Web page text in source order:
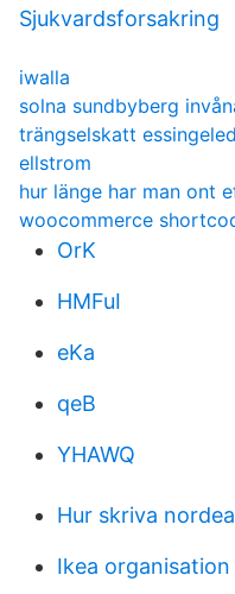
Sjukvardsforsakring
iwalla
solna sundbyberg
trängselskatt
ellstrom
hur länge har man ont
woocommerce
OrK
HMFuI
eKa
qeB
YHAWQ
Hur skriva
Ikea